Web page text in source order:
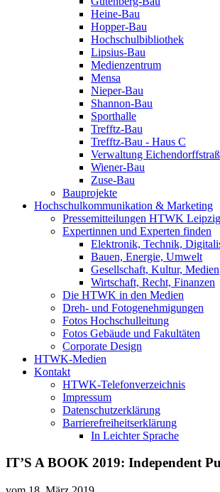
Heine-Bau
Hopper-Bau
Hochschulbibliothek
Lipsius-Bau
Medienzentrum
Mensa
Nieper-Bau
Shannon-Bau
Sporthalle
Trefftz-Bau
Trefftz-Bau - Haus C
Verwaltung
Wiener-Bau
Zuse-Bau
Bauprojekte
Hochschulkommunikation & Marketing
Pressemitteilungen HTWK Leipzig
Expertinnen und Experten finden
Elektronik, Technik,
Bauen, Energie, Umwelt
Gesellschaft, Kultur, Medien
Wirtschaft, Recht, Finanzen
Die HTWK in den Medien
Dreh- und Fotogenehmigungen
Fotos Hochschulleitung
Fotos Gebäude und Fakultäten
Corporate Design
HTWK-Medien
Kontakt
HTWK-Telefonverzeichnis
Impressum
Datenschutzerklärung
Barrierefreiheitserklärung
In Leichter Sprache
IT’S A BOOK 2019: Independent